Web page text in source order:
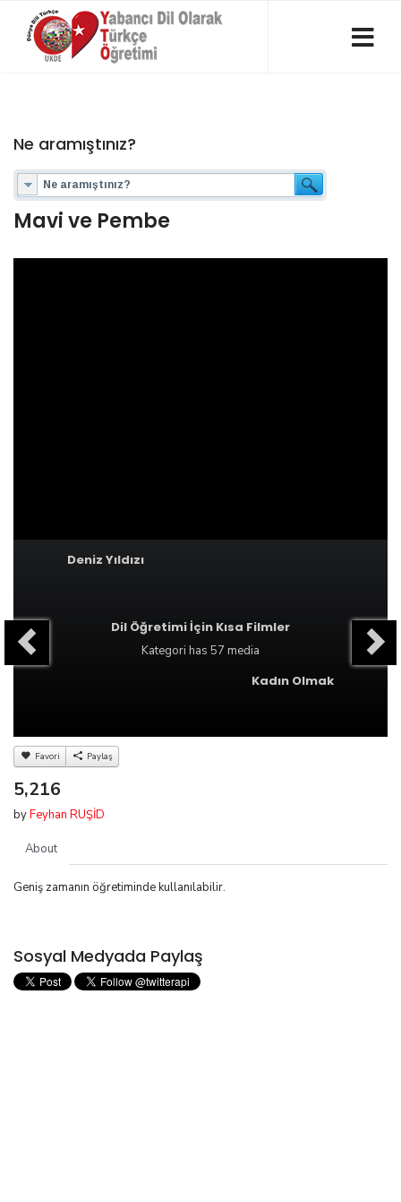
Ne aramıştınız?
Mavi ve Pembe
Deniz Yıldızı
Dil Öğretimi İçin Kısa Filmler
Kategori has 57 media
Kadın Olmak
Favori Paylaş
5,216
byFeyhan RUŞİD
About
Geniş zamanın öğretiminde kullanılabilir.
Sosyal Medyada Paylaş